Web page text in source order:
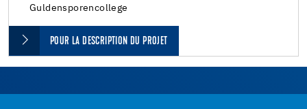
Guldensporencollege
POUR LA DESCRIPTION DU PROJET